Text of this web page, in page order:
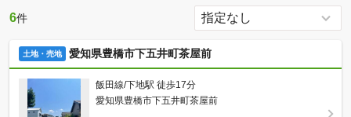
6件
土地・売地 愛知県豊橋市下五井町茶屋前
飯田線/下地駅 徒歩17分
愛知県豊橋市下五井町茶屋前